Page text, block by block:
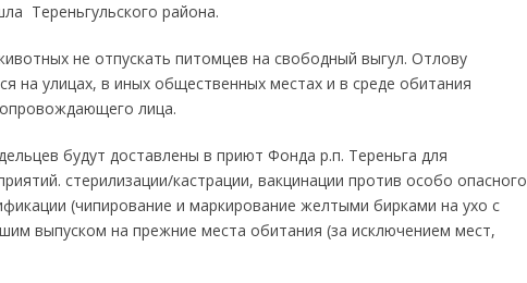
Тереньгульского района.
не отпускать питомцев на свободный выгул. Отлову
на улицах, в иных общественных местах и в среде обитания
лица.
будут доставлены в приют Фонда р.п. Тереньга для
стерилизации/кастрации, вакцинации против особо опасного
(чипирование и маркирование желтыми бирками на ухо с
выпуском на прежние места обитания (за исключением мест,